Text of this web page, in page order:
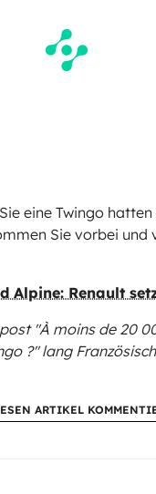
eine Twingo
Sie vorbei
Alpine: Renault
post "À moins de 20
?"lang
ARTIKEL